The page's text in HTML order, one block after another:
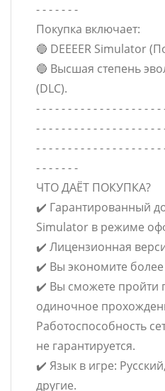
- - - - - - -
Покупка включает:
🔵 DEEEER Simulator
🔵 Высшая степень
(DLC).
- - - - - - - - - - - - - - - - - - -
- - - - - - - - - - - - - - - - - - -
- - - - - - - - - - - - - - - - - - -
- - - - - - -
ЧТО ДАЁТ ПОКУПКА?
✔️ Гарантированный
Simulator в режиме
✔️ Лицензионная
✔️ Вы экономите более
✔️ Вы сможете пройти
одиночное
Работоспособность
не гарантируется.
✔️ Язык в игре:
другие.